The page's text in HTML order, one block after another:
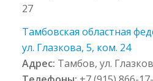
27
Тамбовская областная
ул. Глазкова, 5, ком. 24
Адрес: Тамбов, ул.